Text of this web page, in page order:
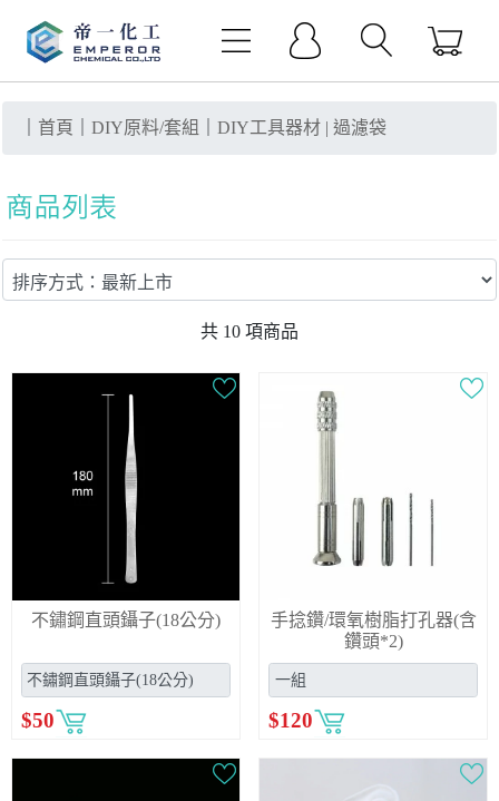
首頁 DIY原料/套組 DIY工具器材 | 過濾袋
共 10 項商品
不鏽鋼直頭鑷子(18公分)
$50
手捻鑽/環氧樹脂打孔器(含
鑽頭*2)
$120